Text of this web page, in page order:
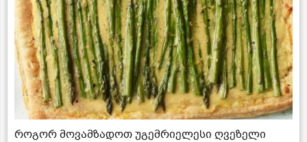
როგორ მოვამზადოთ უგემრიელესი ღვეზელი